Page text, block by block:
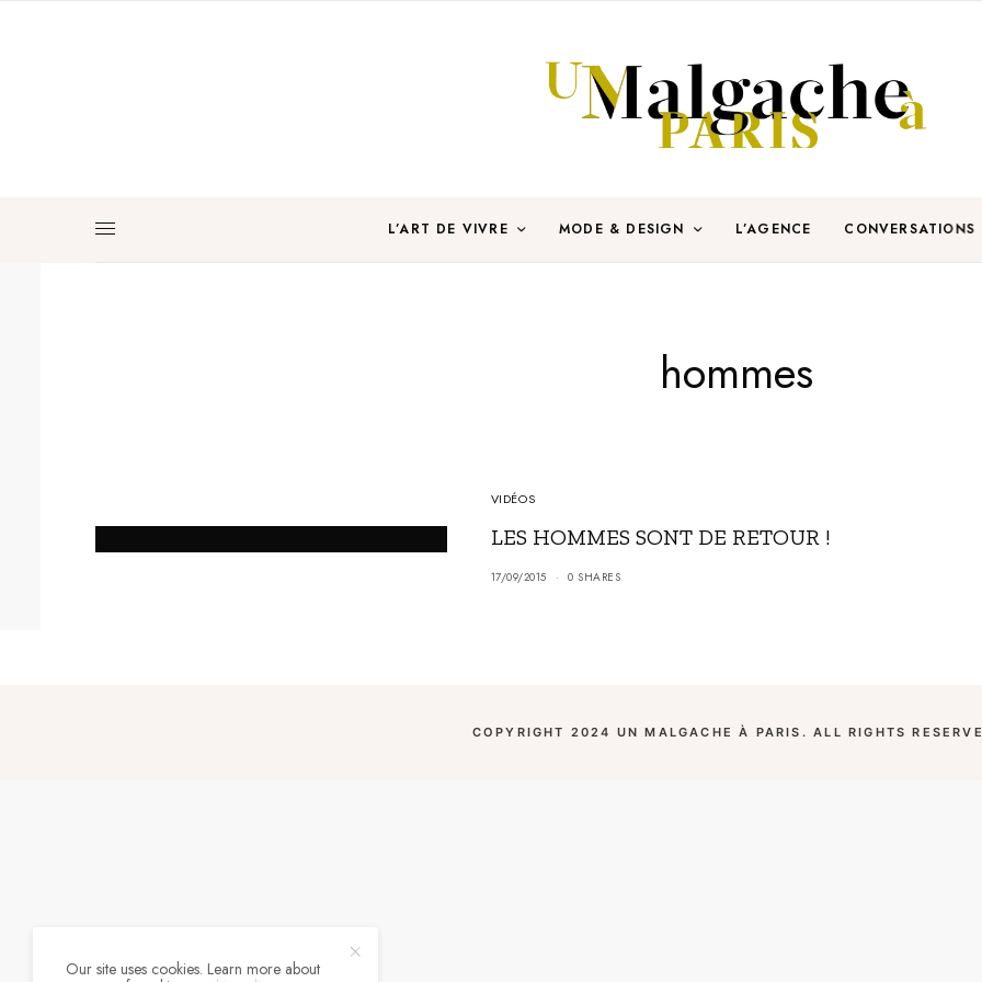
L’ART DE VIVRE MODE & DESIGN L’AGENCE CONVERSATIONS
hommes
VIDÉOS
LES HOMMES SONT DE RETOUR !
17/09/2015 0 SHARES
COPYRIGHT 2024 UN MALGACHE À PARIS. ALL RIGHTS
Our site uses cookies. Learn more about